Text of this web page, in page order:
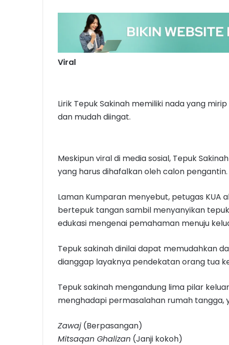
Viral
Lirik Tepuk Sakinah memiliki nada yang
dan mudah diingat.
Meskipun viral di media sosial, Tepuk
yang harus dihafalkan oleh calon pengantin.
Laman Kumparan menyebut, petugas
bertepuk tangan sambil menyanyikan
edukasi mengenai pemahaman menuju
Tepuk sakinah dinilai dapat memudahkan
dianggap layaknya pendekatan orang tua
Tepuk sakinah mengandung lima pilar
menghadapi permasalahan rumah tangga,
Zawaj (Berpasangan)
Mitsaqan Ghalizan (Janji kokoh)